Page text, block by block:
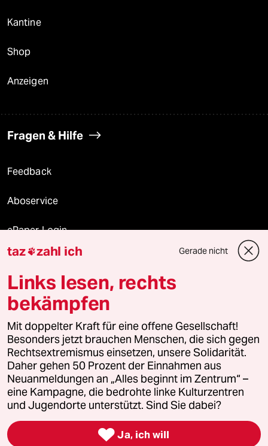
Kantine
Shop
Anzeigen
Fragen & Hilfe
Feedback
Aboservice
ePaper Login
Downloads für Abonnierende
© 2026 taz Verlags und Vertriebs GmbH
Alle Rechte vorbehalten. Bei rechtlichen Fragen oder für Genehmigungen
wenden Sie sich bitte an
lizenzen@taz.de
Feedback Redaktionsstatut Kommune-Richtlinien
Leitlinie Informant Datenschutz Impressum AGB
Seitenwende Einwilligungen widerrufen (Ads)
taz zahl ich Gerade nicht
Links lesen, rechts
bekämpfen
Mit doppelter Kraft für eine offene Gesellschaft!
Besonders jetzt brauchen Menschen, die sich gegen
Rechtsextremismus einsetzen, unsere Solidarität.
Daher gehen 50 Prozent der Einnahmen aus
Neuanmeldungen an „Alles beginnt im Zentrum“ –
eine Kampagne, die bedrohte linke Kulturzentren
und Jugendorte unterstützt. Sind Sie dabei?
 Ja, ich will